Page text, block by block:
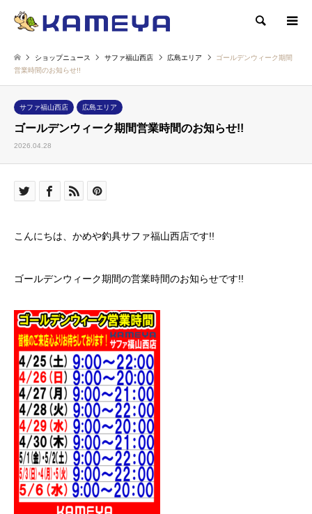
検索
ショップニュース サファ福山西店 広島エリア
ゴールデンウィーク期間
営業時間のお知らせ!!
サファ福山西店 広島エリア
ゴールデンウィーク期間営業時間のお知らせ!!
2026.04.28
こんにちは、かめや釣具サファ福山西店です!!
ゴールデンウィーク期間の営業時間のお知らせです!!